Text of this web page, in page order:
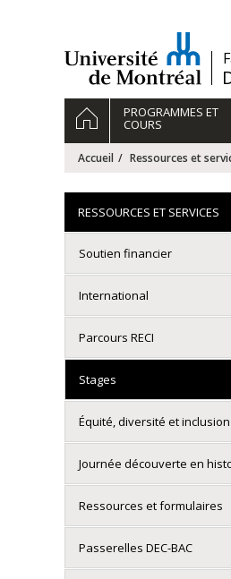
/
Navigation
principale
ACCUEILPROGRAMMES ET
COURS
Accueil Ressources et
RESSOURCES ET SERVICES
Soutien financier
International
Parcours RECI
Stages
Équité, diversité et inclusion
Journée découverte en
Ressources et formulaires
Passerelles DEC-BAC